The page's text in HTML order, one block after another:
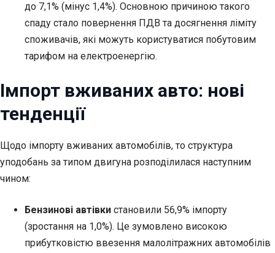
до 7,1% (мінус 1,4%). Основною причиною такого
спаду стало повернення ПДВ та досягнення ліміту
споживачів, які можуть користуватися побутовим
тарифом на електроенергію.
Імпорт вживаних авто: нові
тенденції
Щодо імпорту вживаних автомобілів, то структура
уподобань за типом двигуна розподілилася наступним
чином:
Бензинові автівки становили 56,9% імпорту
(зростання на 1,0%). Це зумовлено високою
прибутковістю ввезення малолітражних автомобілів